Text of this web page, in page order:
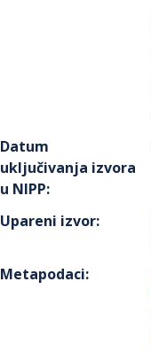
Datum
uključivanja izvora
u NIPP:
Upareni izvor:
Metapodaci: